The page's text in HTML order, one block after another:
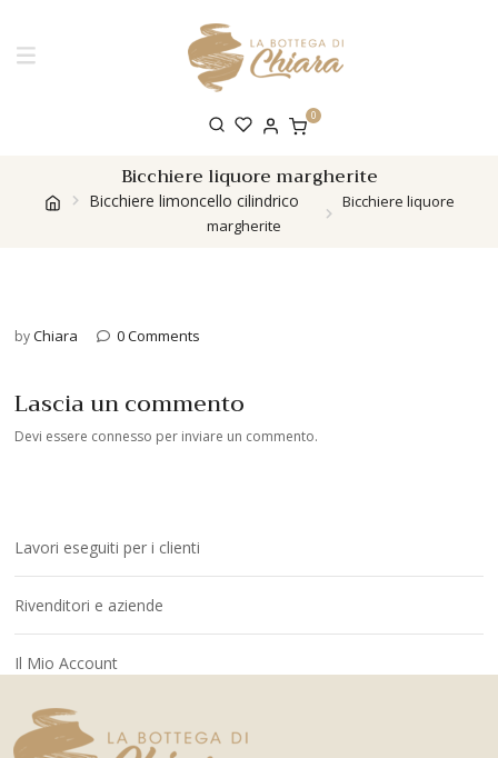
0
Bicchiere liquore margherite
Bicchiere limoncello cilindrico
Bicchiere liquore
margherite
byChiara 0 Comments
Lascia un commento
Devi essere connesso per inviare un commento.
Lavori eseguiti per i clienti
Rivenditori e aziende
Il Mio Account